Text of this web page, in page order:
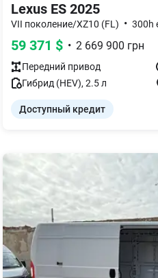
Lexus ES 2025
VII поколение/XZ10 (FL) • 300h
59 371 $ • 2 669 900 грн
Передний привод
Гибрид (HEV), 2.5л
Доступный кредит